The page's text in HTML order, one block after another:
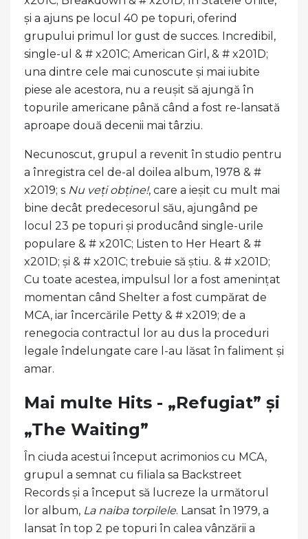
și a ajuns pe locul 40 pe topuri, oferind
grupului primul lor gust de succes. Incredibil,
single-ul & # x201C; American Girl, & # x201D;
una dintre cele mai cunoscute și mai iubite
piese ale acestora, nu a reușit să ajungă în
topurile americane până când a fost re-lansată
aproape două decenii mai târziu.
Necunoscut, grupul a revenit în studio pentru
a înregistra cel de-al doilea album, 1978 & #
x2019; s Nu veți obține!, care a ieșit cu mult mai
bine decât predecesorul său, ajungând pe
locul 23 pe topuri și producând single-urile
populare & # x201C; Listen to Her Heart & #
x201D; și & # x201C; trebuie să știu. & # x201D;
Cu toate acestea, impulsul lor a fost amenințat
momentan când Shelter a fost cumpărat de
MCA, iar încercările Petty & # x2019; de a
renegocia contractul lor au dus la proceduri
legale îndelungate care l-au lăsat în faliment și
amar.
Mai multe Hits - „Refugiat” și
„The Waiting”
În ciuda acestui început acrimonios cu MCA,
grupul a semnat cu filiala sa Backstreet
Records și a început să lucreze la următorul
lor album, La naiba torpilele. Lansat în 1979, a
lansat în top 2 pe topuri în calea vânzării a